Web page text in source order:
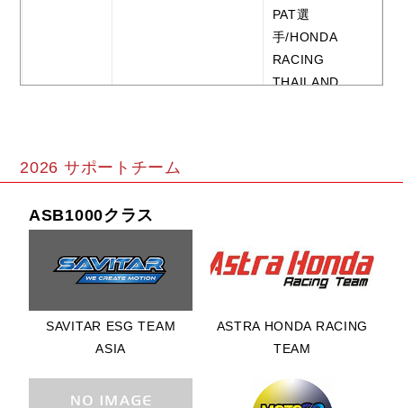
FIM アジアロードレ
ース選手権 第3戦 in
モビリティリゾートも
てぎ ASB1000クラス
PAT選
手/HONDA
RACING
THAILAND
RACING TEAM
ADENANTA
PUTRA選
HONDA
RACING TEAM
9位 KAZUKI
2026 サポートチーム
ASB1000クラス
SAVITAR ESG TEAM
ASIA
ASTRA HONDA RACING
TEAM